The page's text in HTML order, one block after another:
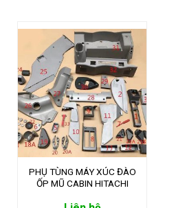
PHỤ TÙNG MÁY XÚC ĐÀO
ỐP MŨ CABIN HITACHI